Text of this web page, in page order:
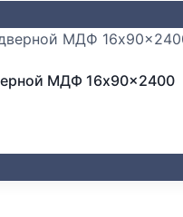
МДФ 16x90x2400